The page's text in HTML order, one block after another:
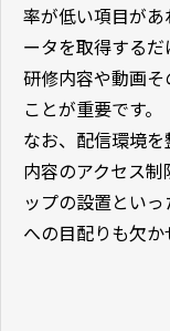
率が低い項目が
ータを取得するだ
研修内容や動画
ことが重要です。
なお、配信環境
内容のアクセス
ップの設置とい
への目配りも欠か